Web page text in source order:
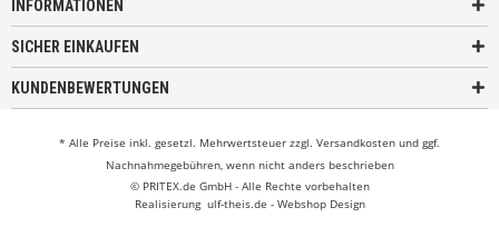
INFORMATIONEN
SICHER EINKAUFEN
KUNDENBEWERTUNGEN
* Alle Preise inkl. gesetzl. Mehrwertsteuer zzgl. Versandkosten und ggf.
Nachnahmegebühren, wenn nicht anders beschrieben
© PRITEX.de GmbH - Alle Rechte vorbehalten
Realisierung ulf-theis.de - Webshop Design